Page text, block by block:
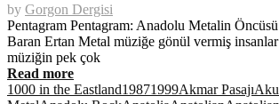
by Gorgon Dergisi
Pentagram Pentagram: Anadolu Metalin
Baran Ertan Metal müziğe gönül vermiş
müziğin pek çok
Read more
1000 in the Eastland19871999Akmar Pasajı